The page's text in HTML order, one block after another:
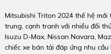
Mitsubishi Triton 2024 thế hệ
trung, cạnh tranh với nhiều đối
Isuzu D-Max, Nissan Navara,
chiếc xe bán tải đáp ứng nhu